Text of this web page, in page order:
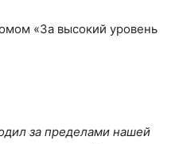
«За высокий уровень
за пределами нашей